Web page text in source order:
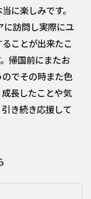
に楽しみです。
に訪問し実際にユ
ことが出来たこ
帰国前にまたお
でその時また色
長したことや気
き続き応援して